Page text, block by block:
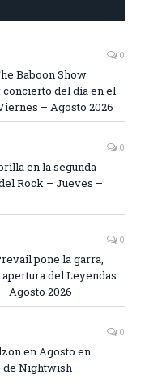
0
Baboon Show
del día en el
– Agosto 2026
0
en la segunda
Rock – Jueves –
0
pone la garra,
apertura del Leyendas
Agosto 2026
0
en Agosto en
de Nightwish